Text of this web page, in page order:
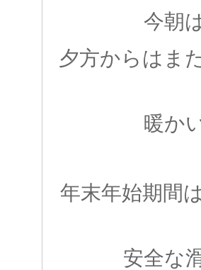
今朝
夕方からはま
暖か
年末年始期間
安全な